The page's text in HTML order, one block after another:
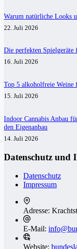
Warum natürliche Looks
22. Juli 2026
Die perfekten
16. Juli 2026
Top 5 alkoholfreie Weine
15. Juli 2026
Indoor Cannabis Anbau
den Eigenanbau
14. Juli 2026
Datenschutz und
Datenschutz
Impressum
Adresse:
E-Mail:
Website: